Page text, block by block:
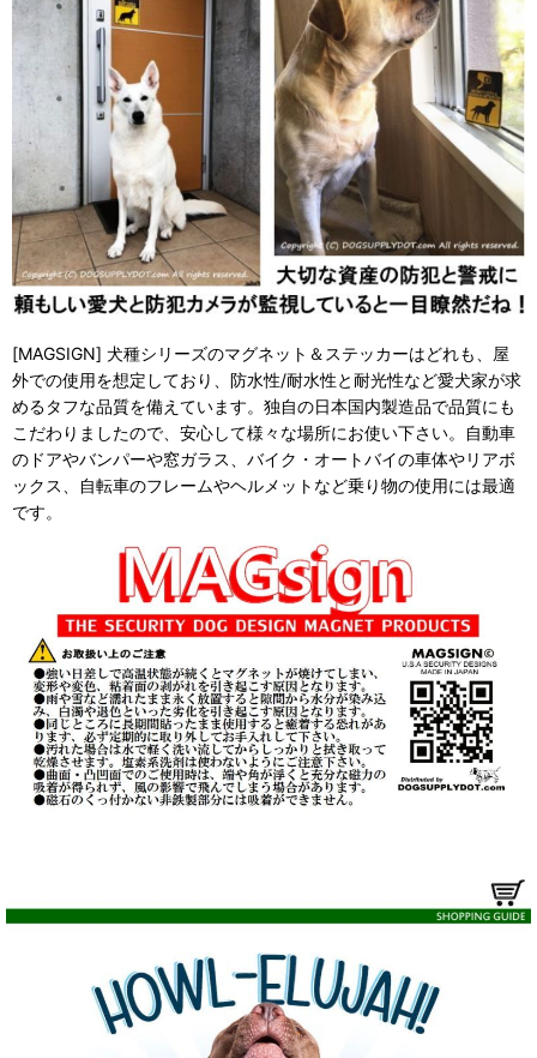
[MAGSIGN] 犬種シリーズのマグネット＆ステッカーはどれも、屋
外での使用を想定しており、防水性/耐水性と耐光性など愛犬家が求
めるタフな品質を備えています。独自の日本国内製造品で品質にも
こだわりましたので、安心して様々な場所にお使い下さい。自動車
のドアやバンパーや窓ガラス、バイク・オートバイの車体やリアボ
ックス、自転車のフレームやヘルメットなど乗り物の使用には最適
です。